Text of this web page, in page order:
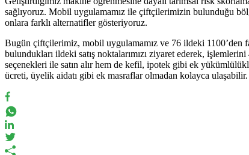
sağlıyoruz. Mobil uygulamamız ile çiftçilerimizin bulunduğu
onlara farklı alternatifler gösteriyoruz.
Bugün çiftçilerimiz, mobil uygulamamız ve 76 ildeki 1100’den
bulundukları ildeki satış noktalarımızı ziyaret ederek,
seçenekleri ile satın alır hem de kefil, ipotek gibi ek
ücreti, üyelik aidatı gibi ek masraflar olmadan kolayca ulaşabilir.